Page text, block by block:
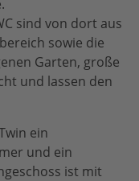
sind von dort aus
sowie die
Garten, große
und lassen den
ein
und ein
ist mit